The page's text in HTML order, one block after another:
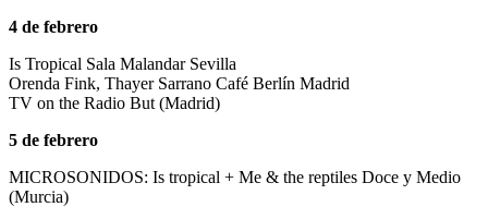
4 de febrero
Is Tropical Sala Malandar Sevilla
Orenda Fink, Thayer Sarrano Café Berlín Madrid
TV on the Radio But (Madrid)
5 de febrero
MICROSONIDOS: Is tropical + Me & the reptiles Doce y Medio
(Murcia)